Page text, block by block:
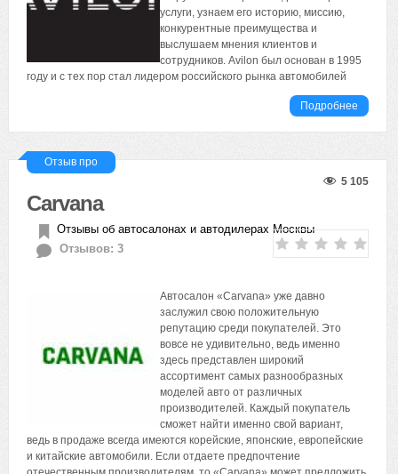
услуги, узнаем его историю, миссию,
конкурентные преимущества и
выслушаем мнения клиентов и
сотрудников. Avilon был основан в 1995
году и с тех пор стал лидером российского рынка автомобилей
Подробнее
Отзыв про
5 105
Carvana
Отзывы об автосалонах и автодилерах Москвы
Отзывов: 3
Автосалон «Carvana» уже давно
заслужил свою положительную
репутацию среди покупателей. Это
вовсе не удивительно, ведь именно
здесь представлен широкий
ассортимент самых разнообразных
моделей авто от различных
производителей. Каждый покупатель
сможет найти именно свой вариант,
ведь в продаже всегда имеются корейские, японские, европейские
и китайские автомобили. Если отдаете предпочтение